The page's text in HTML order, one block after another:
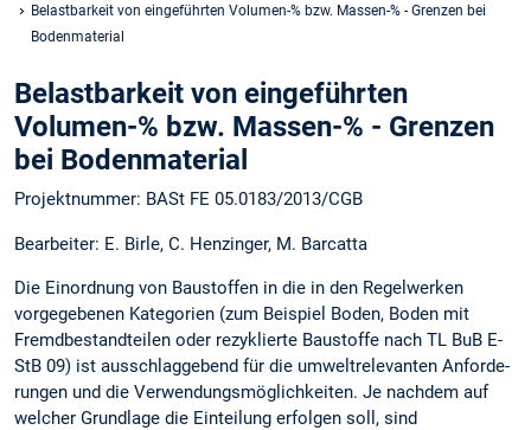
Belastbarkeit von eingeführten Volumen-% bzw. Massen-% - Grenzen bei
Bodenmaterial
Belastbarkeit von eingeführten
Volumen-% bzw. Massen-% - Grenzen
bei Bodenmaterial
Projektnummer: BASt FE 05.0183/2013/CGB
Bearbeiter: E. Birle, C. Henzinger, M. Barcatta
Die Einordnung von Baustoffen in die in den Re­gelwerken
vorgegebenen Kategorien (zum Beispiel Boden, Boden mit
Fremdbestandteilen oder rezyk­lierte Baustoffe nach TL BuB E-
StB 09) ist aus­schlaggebend für die umweltrelevanten Anforde­
rungen und die Verwendungsmöglichkeiten. Je nachdem auf
welcher Grundlage die Einteilung erfolgen soll, sind